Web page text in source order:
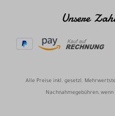
Unsere
Alle Preise inkl. gesetzl.
Nachnahmegebühren,